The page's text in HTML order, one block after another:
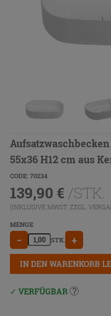
55x36 H12 cm aus
CODE: 70234
139,90 € /STK.
(INKLUSIVE MWST. ZZGL.
MENGE
− STK. +
IN DEN WARENKORB
VERFÜGBAR